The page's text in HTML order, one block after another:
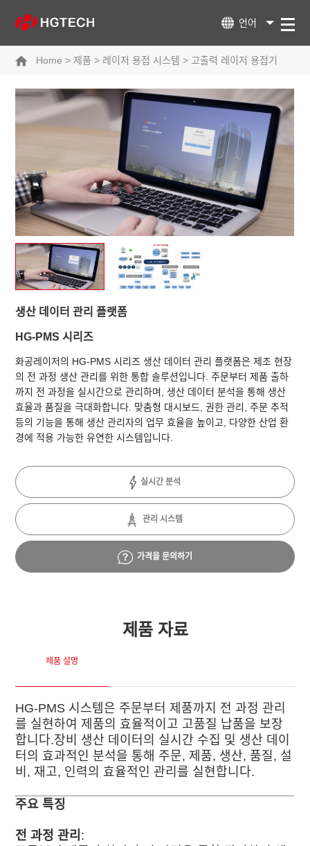
언어
Home > 제품 > 레이저 용접 시스템 > 고출력 레이저 용접기
생산 데이터 관리 플랫폼
HG-PMS 시리즈
화공레이저의 HG-PMS 시리즈 생산 데이터 관리 플랫폼은 제조 현장
의 전 과정 생산 관리를 위한 통합 솔루션입니다. 주문부터 제품 출하
까지 전 과정을 실시간으로 관리하며, 생산 데이터 분석을 통해 생산
효율과 품질을 극대화합니다. 맞춤형 대시보드, 권한 관리, 주문 추적
등의 기능을 통해 생산 관리자의 업무 효율을 높이고, 다양한 산업 환
경에 적용 가능한 유연한 시스템입니다.
실시간 분석
관리 시스템
가격을 문의하기
제품 자료
제품 설명
HG-PMS 시스템은 주문부터 제품까지 전 과정 관리
를 실현하여 제품의 효율적이고 고품질 납품을 보장
합니다.장비 생산 데이터의 실시간 수집 및 생산 데이
터의 효과적인 분석을 통해 주문, 제품, 생산, 품질, 설
비, 재고, 인력의 효율적인 관리를 실현합니다.
주요 특징
전 과정 관리 :